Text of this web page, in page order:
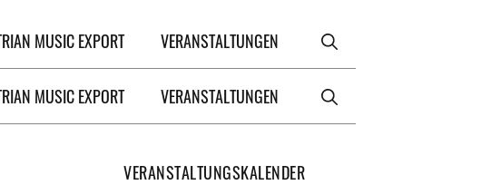
MUSIC EXPORT VERANSTALTUNGEN
MUSIC EXPORT VERANSTALTUNGEN
VERANSTALTUNGSKALENDER